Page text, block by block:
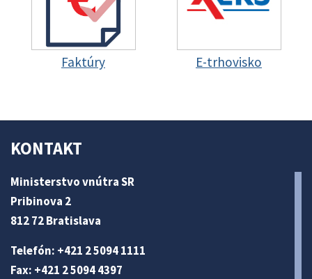
Faktúry E-trhovisko
KONTAKT
Ministerstvo vnútra SR
Pribinova 2
812 72 Bratislava
Telefón: +421 2 5094 1111
Fax: +421 2 5094 4397